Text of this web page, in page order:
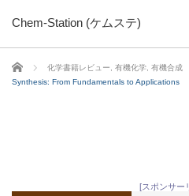
Chem-Station (ケムステ)
ホーム 化学書籍レビュー 有機化学 有機合成
Synthesis: From Fundamentals to Applications
[スポンサー